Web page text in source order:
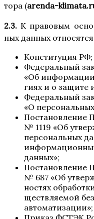
то­ра (arenda-
2.3. К пра­во­вым
ных дан­ных
Кон­сти­ту­ция РФ;
Феде­раль­ный
«Об
ги­ях и о защи­те
Феде­раль­ный
«О
Поста­нов­ле­ние
№ 1119 «Об
пер­со­наль­ных
данных»;
Поста­нов­ле­ние
№ 687 «Об
но­стях
ществ­ля­е­мой
автоматизации»;